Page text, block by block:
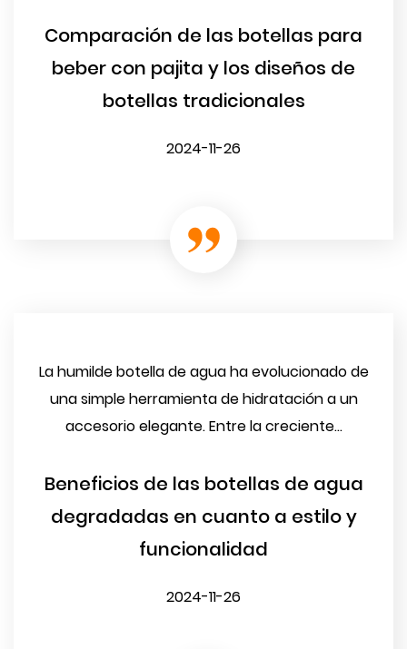
Comparación de las botellas para
beber con pajita y los diseños de
botellas tradicionales
2024-11-26
La humilde botella de agua ha evolucionado de
una simple herramienta de hidratación a un
accesorio elegante. Entre la creciente...
Beneficios de las botellas de agua
degradadas en cuanto a estilo y
funcionalidad
2024-11-26